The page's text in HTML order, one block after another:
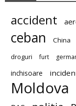
accident
ceban China
droguri furt
inchisoare
Moldova